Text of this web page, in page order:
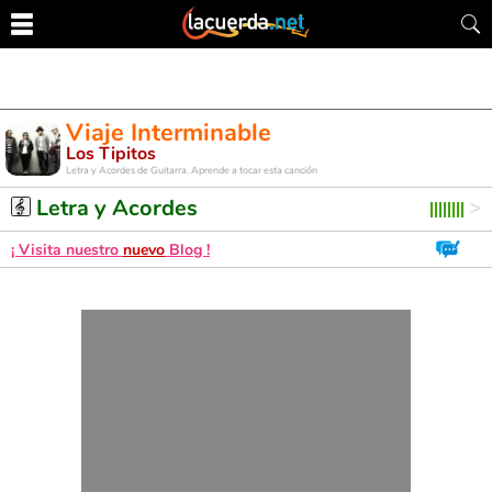
Viaje Interminable
Los Tipitos
Letra y Acordes de Guitarra. Aprende a tocar esta canción
Letra y Acordes
¡ Visita nuestro nuevo Blog !